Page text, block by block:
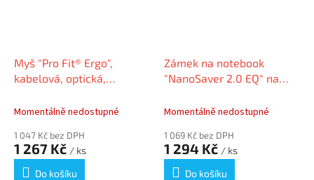
Myš "Pro Fit® Ergo",
kabelová, optická,
KENSINGTON K75403EU
Momentálně nedostupné
1 047 Kč bez DPH
1 267 Kč / ks
Do košíku
Zámek na notebook
"NanoSaver 2.0 EQ" na
KENSINGTON K60630WW
Momentálně nedostupné
1 069 Kč bez DPH
1 294 Kč / ks
Do košíku